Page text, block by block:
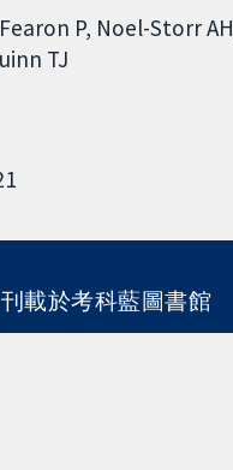
Fearon P Noel-Storr AH
TJ
載於考科藍圖書館